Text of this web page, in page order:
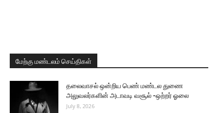
மேற்கு மண்டலம் செய்திகள்
தலைவாசல் ஒன்றிய பெண் மண்டல துணை
அலுவலர்களின் அடாவடி வசூல் -ஒற்றர் ஓலை
July 8, 2026